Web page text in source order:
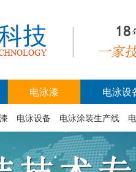
电泳漆 电泳设
电泳设备 电泳涂装生产线